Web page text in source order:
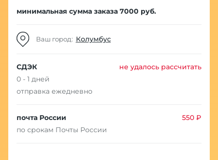
минимальная сумма заказа 7000 руб.
Ваш город: Колумбус
СДЭК
не удалось рассчитать
0 - 1 дней
отправка ежедневно
почта России
550 ₽
по срокам Почты России